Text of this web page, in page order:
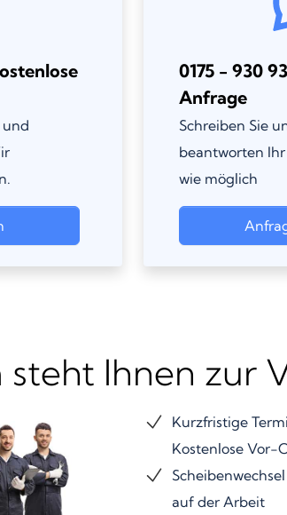
und
0175 - 930
Anfrage
Schreiben Sie
beantworten
wie möglich
steht Ihnen zur
Kurzfristige
Kostenlose Vor-
auf der Arbeit